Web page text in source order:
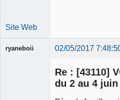
Site Web
ryaneboii 02/05/2017
Re : [43110]
du 2 au 4 juin